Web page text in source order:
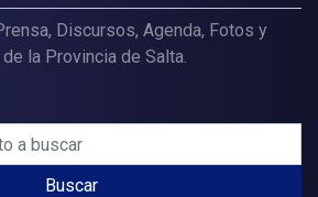
Discursos, Agenda, Fotos y
la Provincia de Salta.
Buscar